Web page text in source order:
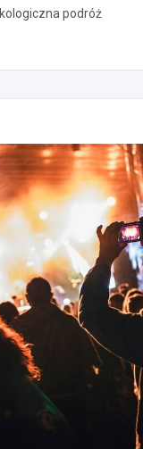
podróż